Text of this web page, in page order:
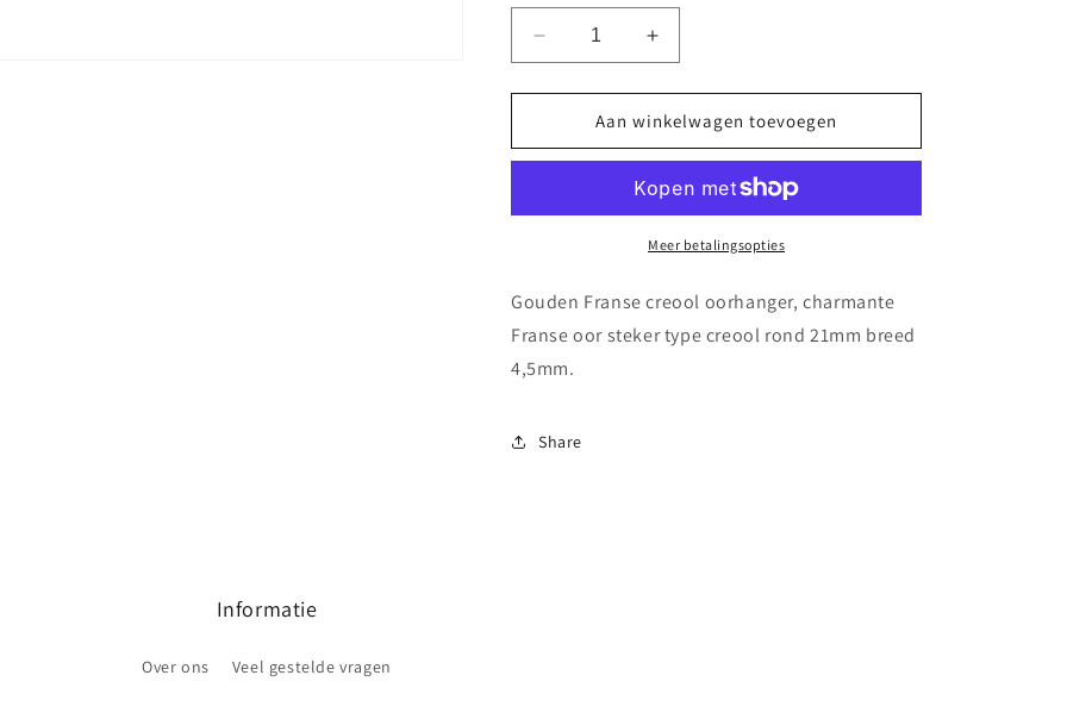
Aantal
verlagen
voor
Gouden
Franse
Aantal
verhogen
voor
Gouden
Franse
oorhanger
Aan winkelwagen toevoegen
Meer betalingsopties
Gouden Franse creool oorhanger, charmante
Franse oor steker type creool rond 21mm breed
4,5mm.
Share
Informatie
Over ons Veel gestelde vragen